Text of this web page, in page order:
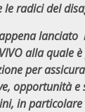
le radici del
alla quale
per
opportunità e
in